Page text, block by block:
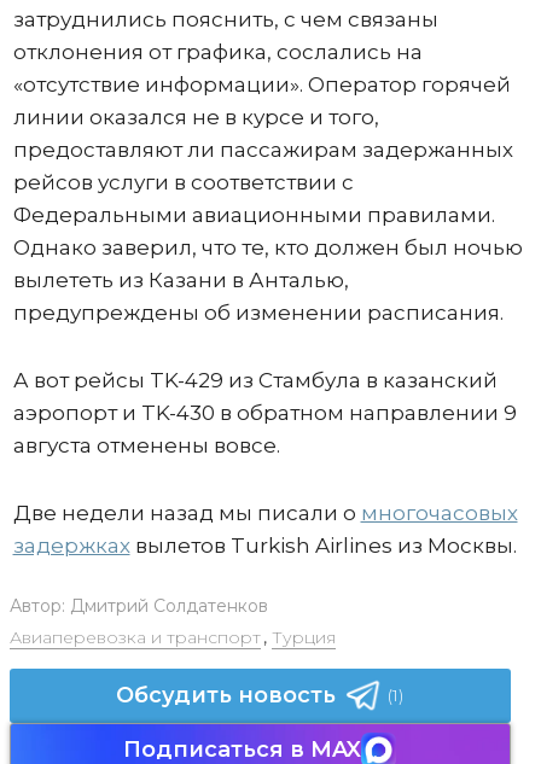
затруднились пояснить, с чем связаны
отклонения от графика, сослались на
«отсутствие информации». Оператор горячей
линии оказался не в курсе и того,
предоставляют ли пассажирам задержанных
рейсов услуги в соответствии с
Федеральными авиационными правилами.
Однако заверил, что те, кто должен был ночью
вылететь из Казани в Анталью,
предупреждены об изменении расписания.
А вот рейсы TK-429 из Стамбула в казанский
аэропорт и TK-430 в обратном направлении 9
августа отменены вовсе.
Две недели назад мы писали о многочасовых
задержкахвылетов Turkish Airlines из Москвы.
Автор: Дмитрий Солдатенков
Авиаперевозка и транспорт, Турция
Обсудить новость (1)
Подписаться в MAX